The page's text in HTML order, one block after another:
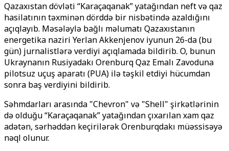
Qazaxıstan dövləti “Karaçaqanak” yatağından neft və qaz
hasilatının təxminən dörddə bir nisbətində azaldığını
açıqlayıb. Məsələylə bağlı məlumatı Qazaxıstanın
energetika naziri Yerlan Akkenjenov iyunun 26-da (bu
gün) jurnalistlərə verdiyi açıqlamada bildirib. O, bunun
Ukraynanın Rusiyadakı Orenburq Qaz Emalı Zavoduna
pilotsuz uçuş aparatı (PUA) ilə təşkil etdiyi hücumdan
sonra baş verdiyini bildirib.
Səhmdarları arasında "Chevron" və "Shell" şirkətlərinin
də olduğu “Karaçaqanak” yatağından çıxarılan xam qaz
adətən, sərhəddən keçirilərək Orenburqdakı müəssisəyə
nəql olunur.